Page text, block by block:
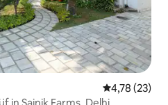
Gemiddelde
4,78 (23)